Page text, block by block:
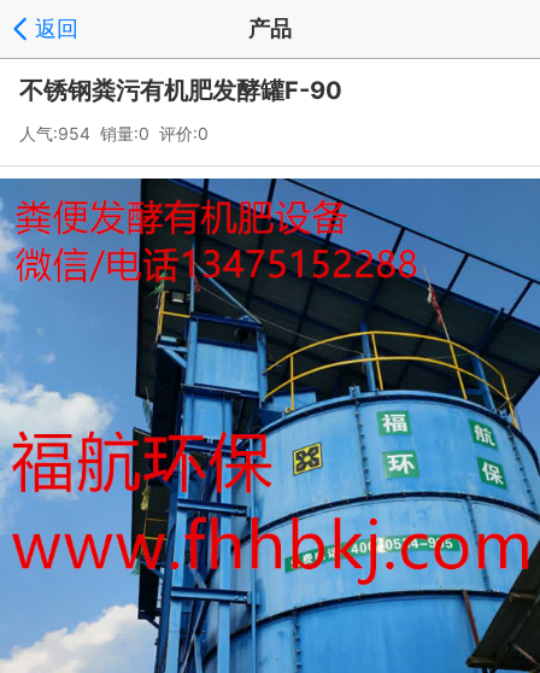
返回 产品
不锈钢粪污有机肥发酵罐F-90
人气:954 销量:0 评价:0